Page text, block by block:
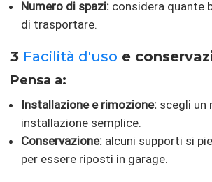
Numero di spazi: considera quante
di trasportare.
3 Facilità d'uso e
Pensa a:
Installazione e rimozione: scegli un
installazione semplice.
Conservazione: alcuni supporti si
per essere riposti in garage.